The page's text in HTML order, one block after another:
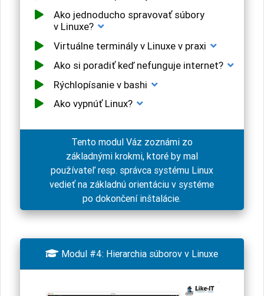
Ako jednoducho spravovať súbory
v Linuxe?
Virtuálne terminály v Linuxe v praxi
Ako si poradiť keď nefunguje internet?
Rýchlopísanie v bashi
Ako vypnúť Linux?
Tento modul Váz zoznámi zo
základnými krokmi, ktoré by mal
používateľ resp. správca systému Linux
vedieť na základnú orientáciu v systéme
po dokončení inštalácie.
 Modul #4: Hierarchia súborov v Linuxe